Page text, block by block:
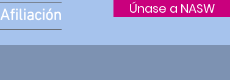
Únase a NASW
Afiliación